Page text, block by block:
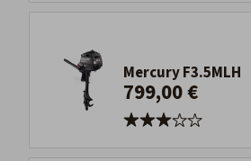
Mercury F3.5MLH
799,00 €